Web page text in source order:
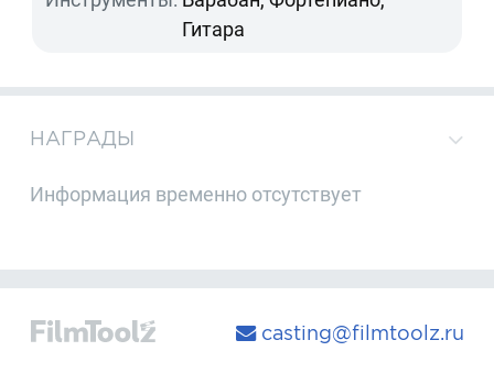
Гитара
НАГРАДЫ
Информация временно отсутствует
casting@filmtoolz.ru